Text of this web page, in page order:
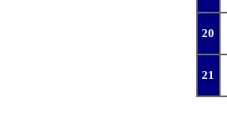
20
21